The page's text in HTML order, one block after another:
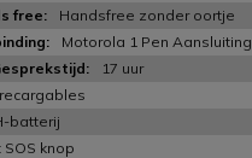
Handsfree zonder oortje
Motorola 1 Pen Aansluiting
17 uur
batterij
SOS knop